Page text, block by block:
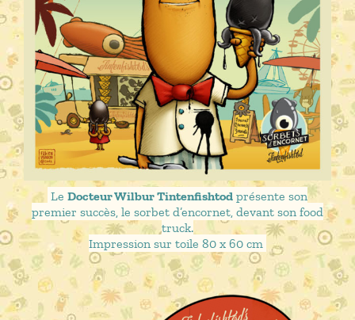
LeDocteur Wilbur Tintenfishtod présente son
premier succès, le sorbet d’encornet, devant son food
truck.
Impression sur toile 80 x 60 cm